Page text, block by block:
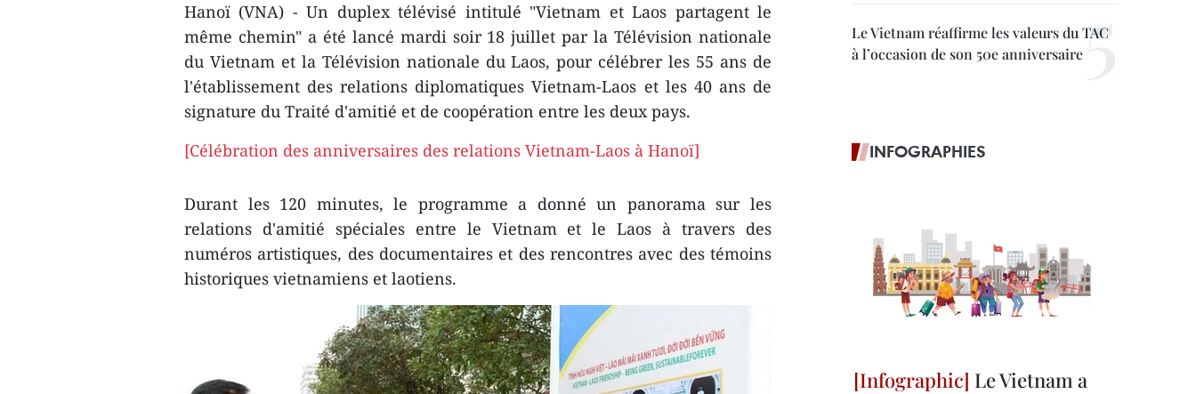
Hanoï (VNA) - Un duplex télévisé intitulé "Vietnam et Laos partagent le
même chemin" ​a été lancé mardi soir 18 juillet par la Télévision nationale
du Vietnam et la Télévision nationale du Laos, pour célébrer les 55 ans de
l'établissement des relations diplomatiques Vietnam-Laos et les 40 ans de
signature du Traité d'amitié et de coopération entre les deux pays.
[Célébration des anniversaires des relations Vietnam-Laos à Hanoï​]
Durant les 120 minutes, le programme a donné un panorama sur les
relations d'amitié spéciales entre le Vietnam et le Laos à travers des
numéros artistiques, des documentaires et des rencontres avec des témoins
historiques vietnamiens et laotiens.
Le Vietnam réaffirme les valeurs du TAC
à l’occasion de son 50e anniversaire
INFOGRAPHIES
Le Vietnam a